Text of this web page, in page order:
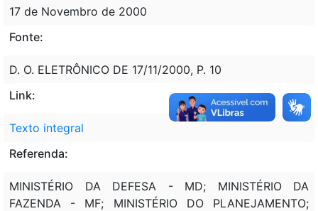
17 de Novembro de 2000
Fonte:
D. O. ELETRÔNICO DE 17/11/2000, P. 10
Link:
Texto integral
Referenda:
MINISTÉRIO DA DEFESA - MD; MINISTÉRIO DA
FAZENDA - MF; MINISTÉRIO DO PLANEJAMENTO;